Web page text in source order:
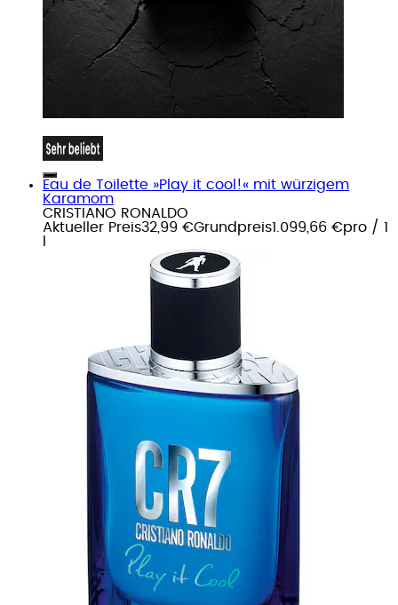
Eau de Toilette »Play it cool!« mit würzigem
Karamom
CRISTIANO RONALDO
Aktueller Preis32,99 €Grundpreis1.099,66 €pro / 1